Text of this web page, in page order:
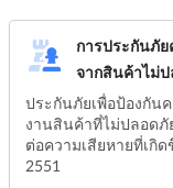
การประกันภั
จากสินค้าไม่
ประกันภัยเพื่อป้องกัน
งานสินค้าที่ไม่ปลอด
ต่อความเสียหายที่เกิ
2551